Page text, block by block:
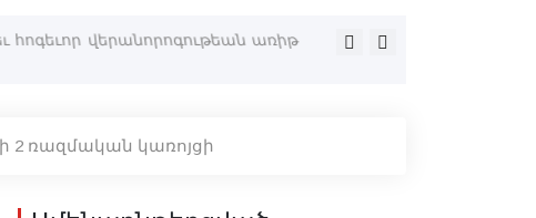
հոգեւոր վերանորոգութեան առիթ Ռուսիոյ եւ Հայաստանի
2 ռազմական կառոյցի